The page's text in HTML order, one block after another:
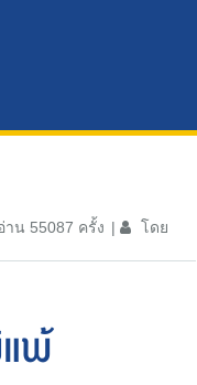
าน 55087 ครั้ง โดย
พ้